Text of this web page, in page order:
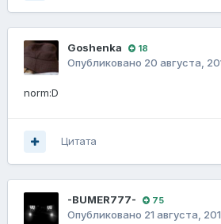
Goshenka 18
Опубликовано 20 августа,
norm:D
Цитата
-BUMER777- 75
Опубликовано 21 августа,